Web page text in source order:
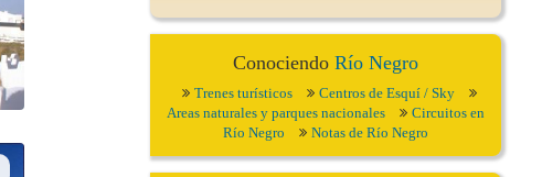
ConociendoRío Negro
Trenes turísticos
Centros de Esquí / Sky
Areas naturales y parques nacionales
Circuitos en
Río Negro
Notas de Río Negro